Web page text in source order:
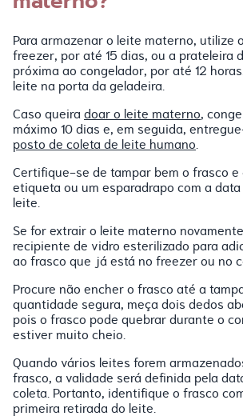
Para armazenar o leite materno, utilize
freezer, por até 15 dias, ou a prateleira
próxima ao congelador, por até 12
leite na porta da geladeira.
Caso queiradoar o leite materno,
máximo 10 dias e, em seguida,
posto de coleta de leite humano.
Certifique-se de tampar bem o frasco e
etiqueta ou um esparadrapo com a
leite.
Se for extrair o leite materno
recipiente de vidro esterilizado para
ao frasco que já está no freezer ou no
Procure não encher o frasco até a
quantidade segura, meça dois dedos
pois o frasco pode quebrar durante o
estiver muito cheio.
Quando vários leites forem
frasco, a validade será definida pela
coleta. Portanto, identifique o frasco
primeira retirada do leite.